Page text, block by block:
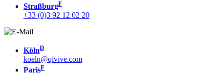
StraßburgF
+33 (0)3 92 12 02 20
KölnD
koeln@qivive.com
ParisF